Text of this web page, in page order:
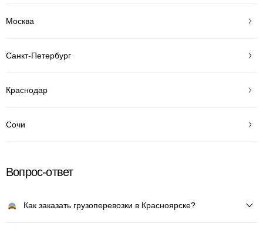
Москва
Санкт-Петербург
Краснодар
Сочи
Вопрос-ответ
Как заказать грузоперевозки в Красноярске?